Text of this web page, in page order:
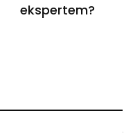
ekspertem?